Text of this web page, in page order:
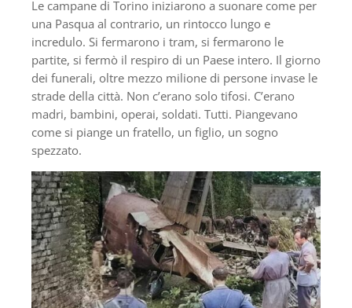
Le campane di Torino iniziarono a suonare come per
una Pasqua al contrario, un rintocco lungo e
incredulo. Si fermarono i tram, si fermarono le
partite, si fermò il respiro di un Paese intero. Il giorno
dei funerali, oltre mezzo milione di persone invase le
strade della città. Non c’erano solo tifosi. C’erano
madri, bambini, operai, soldati. Tutti. Piangevano
come si piange un fratello, un figlio, un sogno
spezzato.